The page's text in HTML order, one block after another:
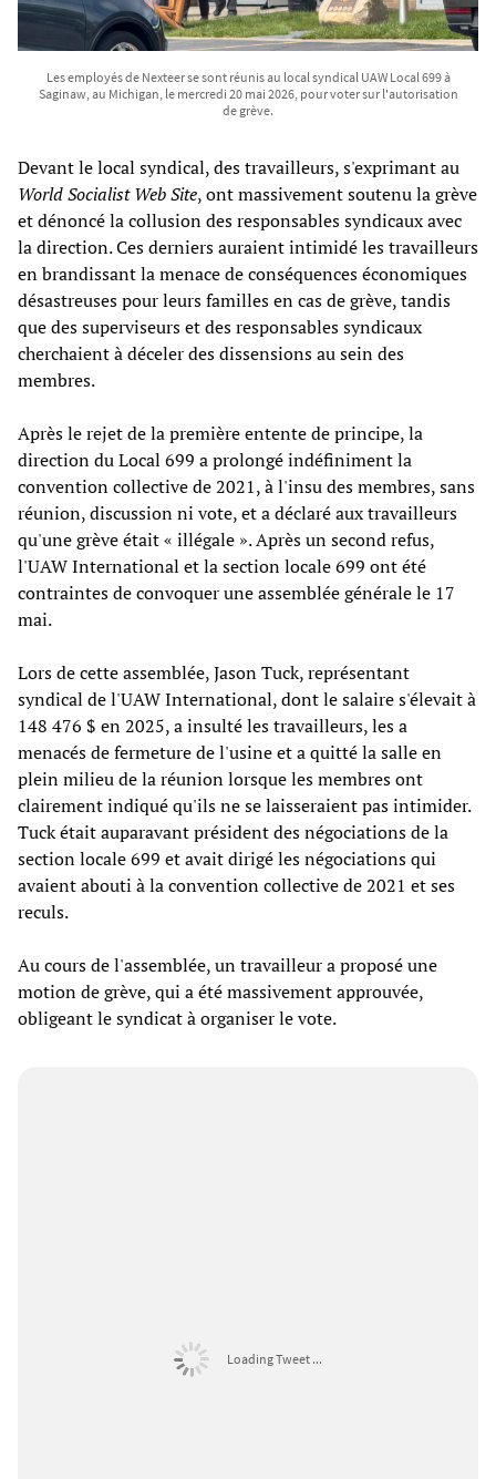
Les employés de Nexteer se sont réunis au local syndical UAW Local 699 à
Saginaw, au Michigan, le mercredi 20 mai 2026, pour voter sur l'autorisation
de grève.
Devant le local syndical, des travailleurs, s'exprimant au
World Socialist Web Site, ont massivement soutenu la grève
et dénoncé la collusion des responsables syndicaux avec
la direction. Ces derniers auraient intimidé les travailleurs
en brandissant la menace de conséquences économiques
désastreuses pour leurs familles en cas de grève, tandis
que des superviseurs et des responsables syndicaux
cherchaient à déceler des dissensions au sein des
membres.
Après le rejet de la première entente de principe, la
direction du Local 699 a prolongé indéfiniment la
convention collective de 2021, à l'insu des membres, sans
réunion, discussion ni vote, et a déclaré aux travailleurs
qu'une grève était « illégale ». Après un second refus,
l'UAW International et la section locale 699 ont été
contraintes de convoquer une assemblée générale le 17
mai.
Lors de cette assemblée, Jason Tuck, représentant
syndical de l'UAW International, dont le salaire s'élevait à
148 476 $ en 2025, a insulté les travailleurs, les a
menacés de fermeture de l'usine et a quitté la salle en
plein milieu de la réunion lorsque les membres ont
clairement indiqué qu'ils ne se laisseraient pas intimider.
Tuck était auparavant président des négociations de la
section locale 699 et avait dirigé les négociations qui
avaient abouti à la convention collective de 2021 et ses
reculs.
Au cours de l'assemblée, un travailleur a proposé une
motion de grève, qui a été massivement approuvée,
obligeant le syndicat à organiser le vote.
Loading Tweet ...